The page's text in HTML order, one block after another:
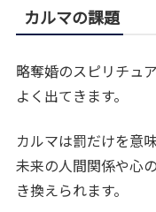
カルマの課題
略奪婚のスピリチュ
よく出てきます。
カルマは罰だけを意
未来の人間関係や心
き換えられます。